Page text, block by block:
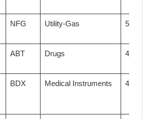
NFG Utility-Gas 50
ABT Drugs 49
BDX Medical Instruments 49